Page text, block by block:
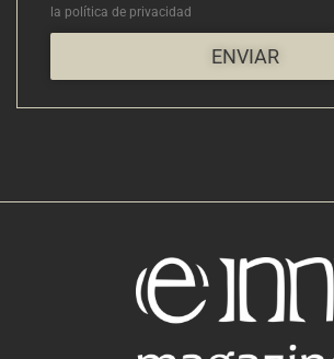
la política de privacidad
ENVIAR